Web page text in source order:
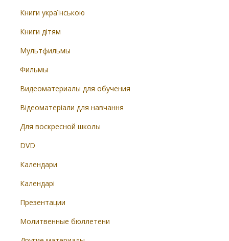
Книги українською
Книги дітям
Мультфильмы
Фильмы
Видеоматериалы для обучения
Відеоматеріали для навчання
Для воскресной школы
DVD
Календари
Календарі
Презентации
Молитвенные бюллетени